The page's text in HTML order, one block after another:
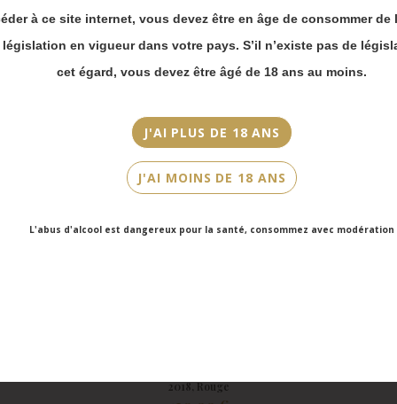
à ce site internet, vous devez être en âge de consommer de
législation en vigueur dans votre pays. S’il n’existe pas de
cet égard, vous devez être âgé de 18 ans au moins.
J'AI PLUS DE 18 ANS
J'AI MOINS DE 18 ANS
L'abus d'alcool est dangereux pour la santé, consommez avec modération
2018, Rouge
commande en ligne.
prendre en compte :
Les envois
reprendront à
partir du 31 août.
click-and-collect
(cave Faubourg
cave Victor Hugo)